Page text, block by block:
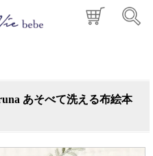
あそべて洗える布絵本